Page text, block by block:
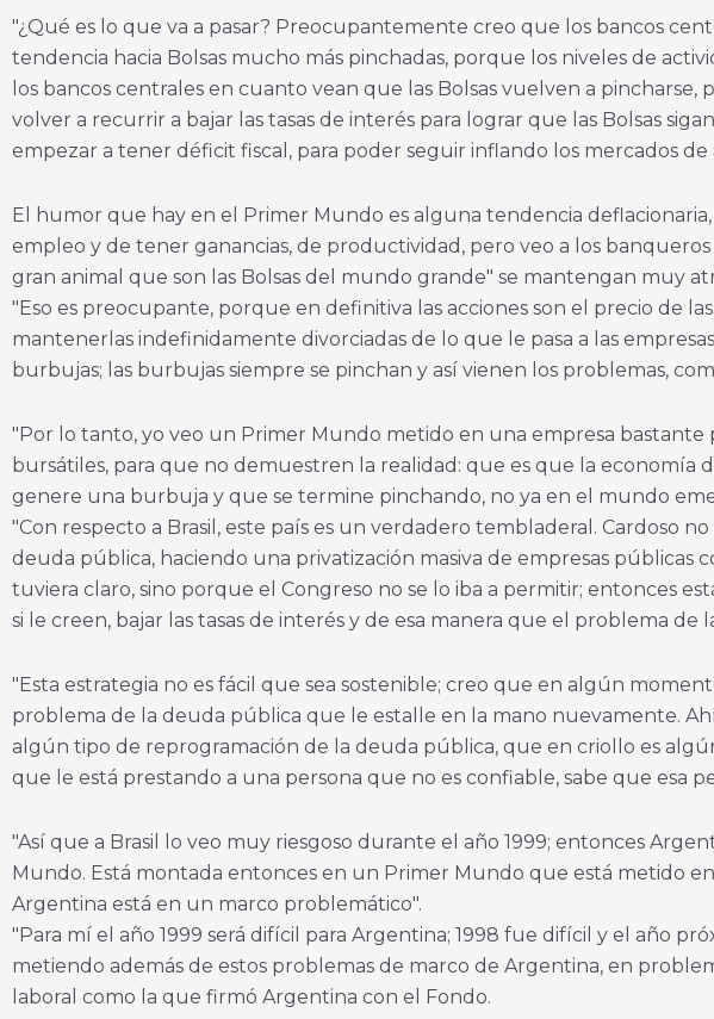
"¿Qué es lo que va a pasar? Preocupantemente creo que los bancos
tendencia hacia Bolsas mucho más pinchadas, porque los niveles de
los bancos centrales en cuanto vean que las Bolsas vuelven a
volver a recurrir a bajar las tasas de interés para lograr que las Bolsas
empezar a tener déficit fiscal, para poder seguir inflando los mercados de
El humor que hay en el Primer Mundo es alguna tendencia
empleo y de tener ganancias, de productividad, pero veo a los
gran animal que son las Bolsas del mundo grande" se mantengan muy
"Eso es preocupante, porque en definitiva las acciones son el precio de
mantenerlas indefinidamente divorciadas de lo que le pasa a las
burbujas; las burbujas siempre se pinchan y así vienen los problemas,
"Por lo tanto, yo veo un Primer Mundo metido en una empresa
bursátiles, para que no demuestren la realidad: que es que la economía
genere una burbuja y que se termine pinchando, no ya en el mundo
"Con respecto a Brasil, este país es un verdadero tembladeral. Cardoso
deuda pública, haciendo una privatización masiva de empresas
tuviera claro, sino porque el Congreso no se lo iba a permitir; entonces
si le creen, bajar las tasas de interés y de esa manera que el problema
"Esta estrategia no es fácil que sea sostenible; creo que en algún
problema de la deuda pública que le estalle en la mano nuevamente.
algún tipo de reprogramación de la deuda pública, que en criollo es
que le está prestando a una persona que no es confiable, sabe que esa
"Así que a Brasil lo veo muy riesgoso durante el año 1999; entonces
Mundo. Está montada entonces en un Primer Mundo que está metido
Argentina está en un marco problemático".
"Para mí el año 1999 será difícil para Argentina; 1998 fue difícil y el año
metiendo además de estos problemas de marco de Argentina, en
laboral como la que firmó Argentina con el Fondo.